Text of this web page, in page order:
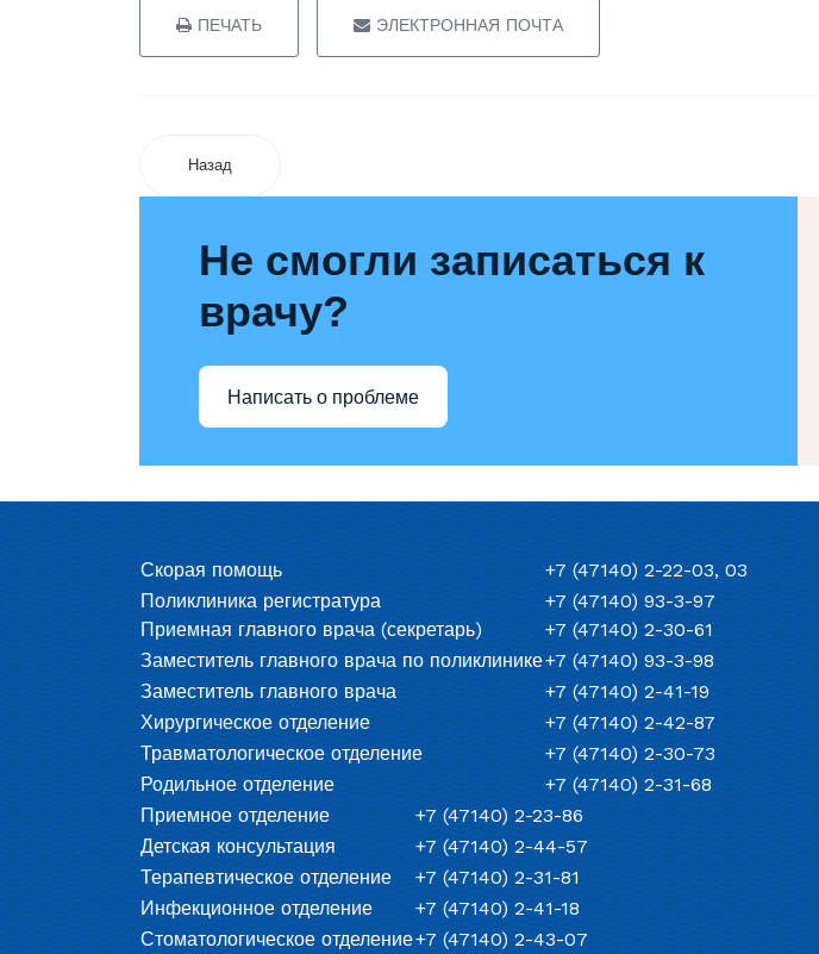
ПЕЧАТЬ ЭЛЕКТРОННАЯ ПОЧТА
Назад
Не смогли записаться к
врачу?
Написать о проблеме
Скорая помощь
+7 (47140) 2-22-03, 03
Поликлиника регистратура
Приемная главного врача (секретарь)
+7 (47140) 93-3-97
+7 (47140) 2-30-61
Заместитель главного врача по поликлинике+7 (47140) 93-3-98
Заместитель главного врача
+7 (47140) 2-41-19
Хирургическое отделение
+7 (47140) 2-42-87
Травматологическое отделение
+7 (47140) 2-30-73
Родильное отделение
+7 (47140) 2-31-68
Приемное отделение
+7 (47140) 2-23-86
Детская консультация
+7 (47140) 2-44-57
Терапевтическое отделение
+7 (47140) 2-31-81
Инфекционное отделение
+7 (47140) 2-41-18
Стоматологическое отделение+7 (47140) 2-43-07